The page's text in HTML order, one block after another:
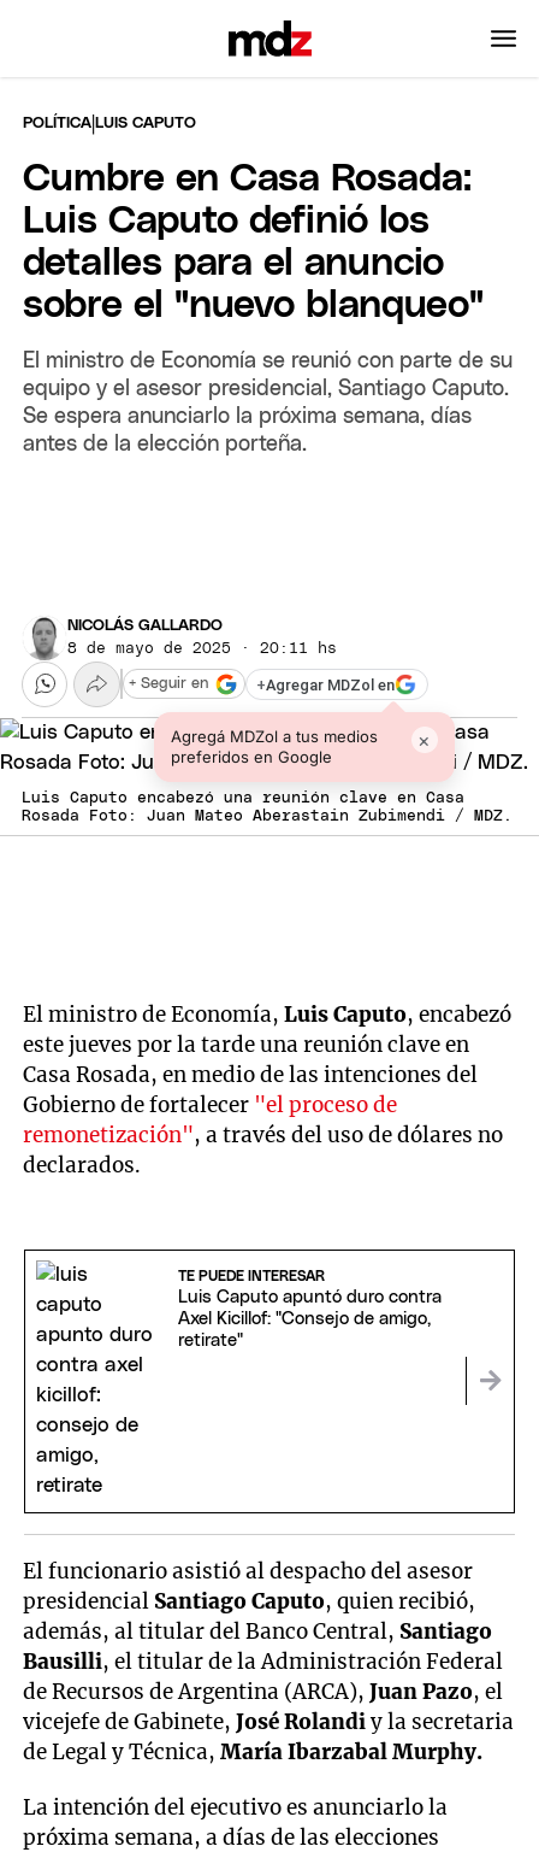
POLÍTICA |LUIS CAPUTO
Cumbre en Casa Rosada:
Luis Caputo definió los
detalles para el anuncio
sobre el "nuevo blanqueo"
El ministro de Economía se reunió con parte de su
equipo y el asesor presidencial, Santiago Caputo.
Se espera anunciarlo la próxima semana, días
antes de la elección porteña.
NICOLÁS GALLARDO
8 de mayo de 2025 · 20:11 hs
+Agregar MDZol en
Agregá MDZol a tus medios
preferidos en Google
×
+ Seguir en
Luis Caputo encabezó una reunión clave en Casa
Rosada Foto: Juan Mateo Aberastain Zubimendi / MDZ.
El ministro de Economía,Luis Caputo, encabezó
este jueves por la tarde una reunión clave en
Casa Rosada, en medio de las intenciones del
Gobierno de fortalecer "el proceso de
remonetización", a través del uso de dólares no
declarados.
TE PUEDE INTERESAR
Luis Caputo apuntó duro contra
Axel Kicillof: "Consejo de amigo,
retirate"
El funcionario asistió al despacho del asesor
presidencial Santiago Caputo, quien recibió,
además, al titular del Banco Central, Santiago
Bausilli, el titular de la Administración Federal
de Recursos de Argentina (ARCA),Juan Pazo, el
vicejefe de Gabinete,José Rolandiy la secretaria
de Legal y Técnica, María Ibarzabal Murphy.
La intención del ejecutivo es anunciarlo la
próxima semana, a días de las elecciones